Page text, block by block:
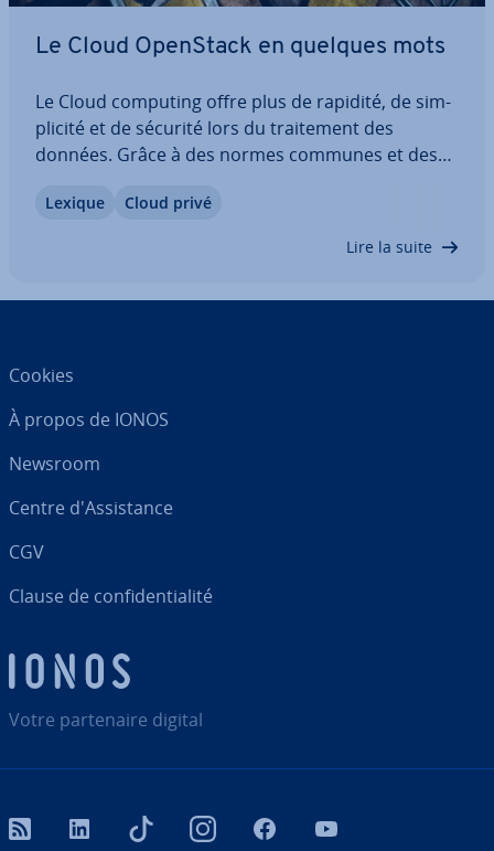
Le Cloud OpenStack en quelques mots
Le Cloud computing offre plus de rapidité, de sim­
pli­cité et de sécurité lors du trai­te­ment des
données. Grâce à des normes communes et des
et les en­tre­prises peuvent profiter des avantages
Lexique Cloud privé
Lire la suite
Votre par­te­naire digital
Cookies
À propos de IONOS
Newsroom
Centre d'As­sis­tance
CGV
Clause de con­fi­den­tia­lité
RSS LinkedIn tiktok InstagramFacebook